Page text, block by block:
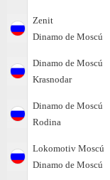
Zenit
Dinamo de Moscú
Dinamo de Moscú
Krasnodar
Dinamo de Moscú
Rodina
Lokomotiv Moscú
Dinamo de Moscú